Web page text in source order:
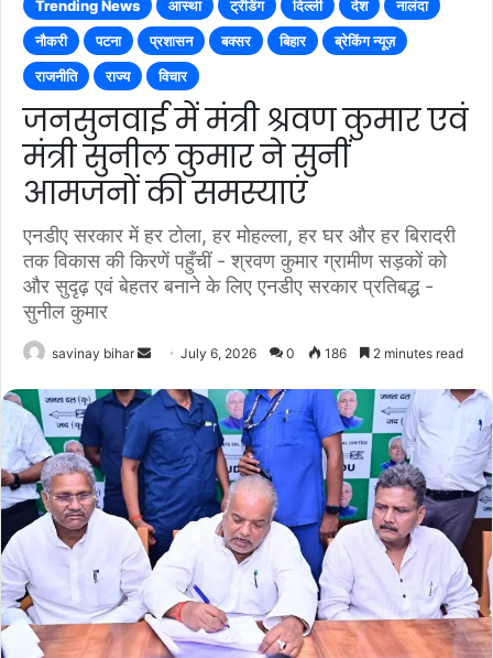
Trending News आस्था ट्रेंडिंग दिल्ली देश
नालंदा
नौकरी
पटना प्रशासन बक्सर बिहार
ब्रेकिंग न्यूज़
राजनीति
राज्य विचार
जनसुनवाई में मंत्री श्रवण कुमार एवं
मंत्री सुनील कुमार ने सुनीं
आमजनों की समस्याएं
एनडीए सरकार में हर टोला, हर मोहल्ला, हर घर और हर बिरादरी
तक विकास की किरणें पहुँचीं - श्रवण कुमार ग्रामीण सड़कों को
और सुदृढ़ एवं बेहतर बनाने के लिए एनडीए सरकार प्रतिबद्ध -
सुनील कुमार
savinay bihar
Send
email
July 6, 2026 0 186 2 minutes read